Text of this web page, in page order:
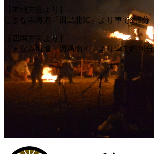
ン
バ
ゴ
リ
ー
【本州方面より】
しまなみ海道「因島北IC」より車で約5分
【四国方面より】
しまなみ海道「因島南IC」より車で約10分